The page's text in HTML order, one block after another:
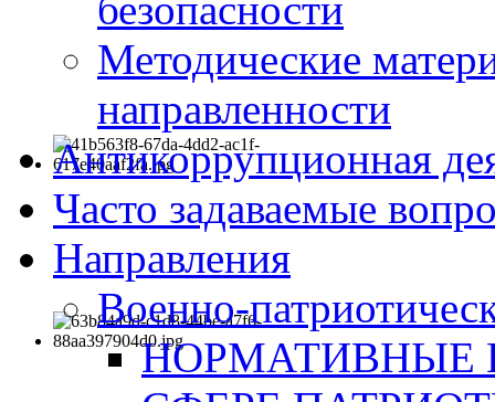
Методические
направленности
Антикоррупционная
Часто задаваемые
Направления
Военно-
НОРМАТИВНЫЕ